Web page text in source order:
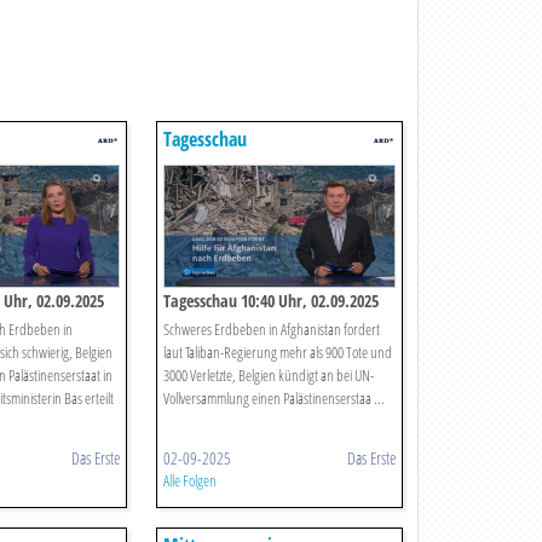
02.09.2025
Erdbeben in
schwierig, Belgien
Palästinenserstaat in
Bas erteilt
Das Erste
Tagesschau
Tagesschau 10:40 Uhr, 02.09.2025
Schweres Erdbeben in Afghanistan fordert
laut Taliban-Regierung mehr als 900 Tote und
3000 Verletzte, Belgien kündigt an bei UN-
Vollversammlung einen Palästinenserstaa ...
02-09-2025 Das Erste
Alle Folgen